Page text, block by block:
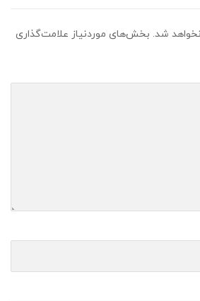
شد. بخش‌های موردنیاز علامت‌گذاری